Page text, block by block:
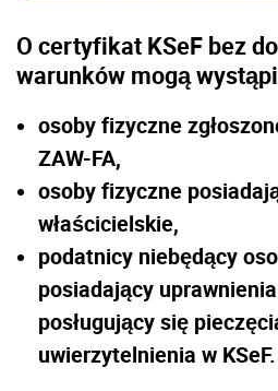
O certyfikat KSeF bez
warunków mogą
osoby fizyczne
ZAW-FA,
osoby fizyczne
właścicielskie,
podatnicy niebędący
posiadający
posługujący się
uwierzytelnienia w KSeF.